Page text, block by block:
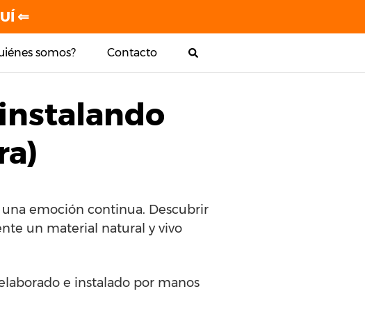
somos? Contacto
emoción continua. Descubrir
un material natural y vivo
e instalado por manos
⇐